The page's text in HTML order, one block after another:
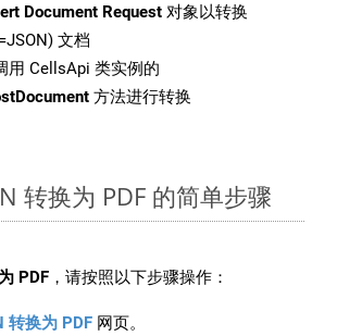
Document Request 对象以转换
文档
用 CellsApi 类实例的
方法进行转换
转换为 PDF 的简单步骤
PDF ，请按照以下步骤操作：
转换为 PDF 网页。